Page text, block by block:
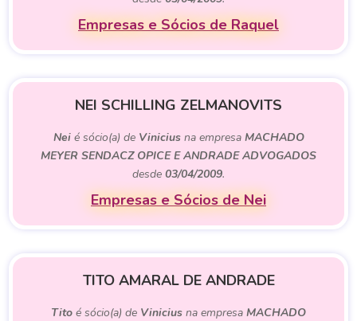
Empresas e Sócios de Raquel
NEI SCHILLING ZELMANOVITS
Neié sócio(a) de Viniciusna empresa MACHADO
MEYER SENDACZ OPICE E ANDRADE ADVOGADOS
desde 03/04/2009.
Empresas e Sócios de Nei
TITO AMARAL DE ANDRADE
Tito é sócio(a) de Vinicius na empresa MACHADO